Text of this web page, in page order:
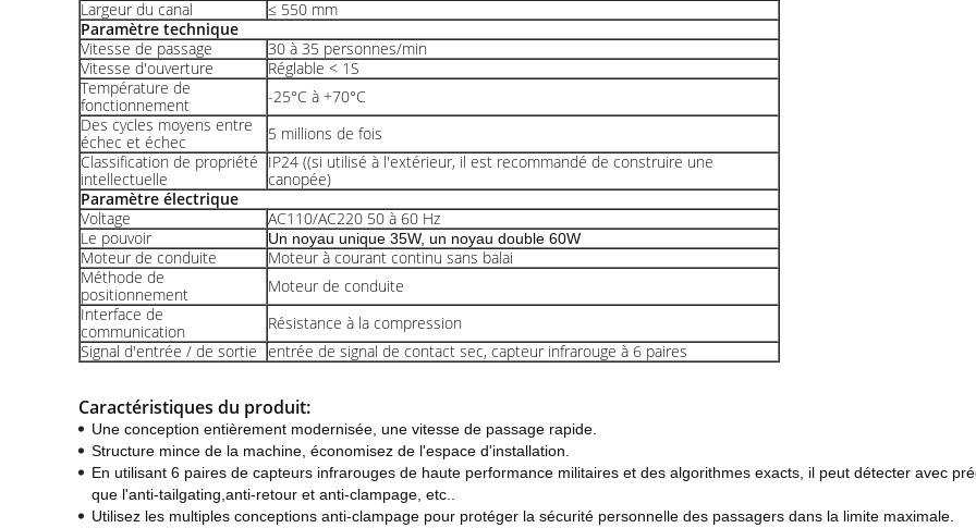
Largeur du canal
≤ 550 mm
Paramètre technique
Vitesse de passage
30 à 35 personnes/min
Vitesse d'ouverture
Réglable < 1S
Température de
fonctionnement
-25°C à +70°C
Des cycles moyens entre
échec et échec
5 millions de fois
Classification de propriété
intellectuelle
IP24 ((si utilisé à l'extérieur, il est recommandé de construire une
canopée)
Paramètre électrique
Voltage
AC110/AC220 50 à 60 Hz
Le pouvoir
Un noyau unique 35W, un noyau double 60W
Moteur de conduite
Moteur à courant continu sans balai
Méthode de
positionnement
Moteur de conduite
Interface de
communication
Résistance à la compression
Signal d'entrée / de sortie entrée de signal de contact sec, capteur infrarouge à 6 paires
Caractéristiques du produit:
Une conception entièrement modernisée, une vitesse de passage rapide.
Structure mince de la machine, économisez de l'espace d'installation.
En utilisant 6 paires de capteurs infrarouges de haute performance militaires et des algorithmes exacts, il peut détecter avec
que l'anti-tailgating,anti-retour et anti-clampage, etc..
Utilisez les multiples conceptions anti-clampage pour protéger la sécurité personnelle des passagers dans la limite maximale.